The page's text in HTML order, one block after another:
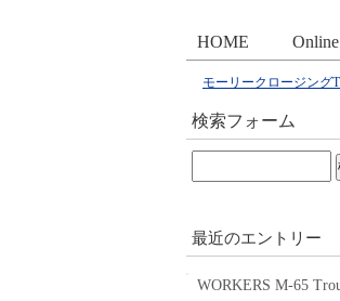
HOME
モーリークロージング
検索フォーム
最近のエントリー
WORKERS M-65